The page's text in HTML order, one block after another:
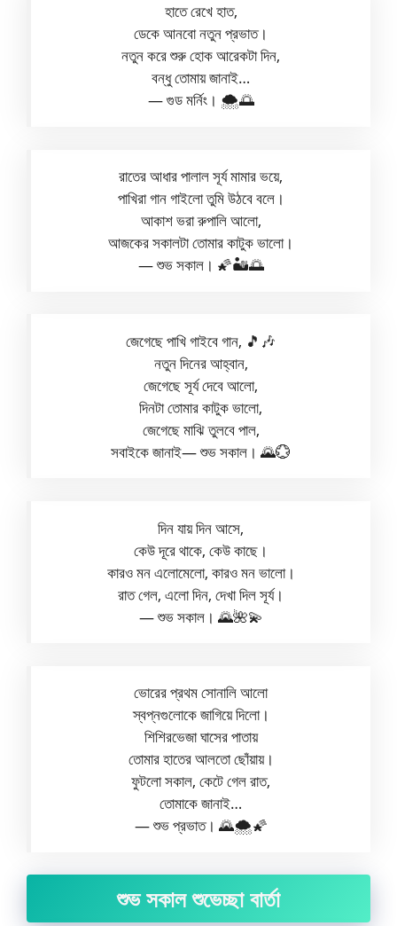
হাতে রেখে হাত,
ডেকে আনবো নতুন প্রভাত।
নতুন করে শুরু হোক আরেকটা দিন,
বন্ধু তোমায় জানাই…
— গুড মর্নিং। 🌨️🌅
রাতের আধার পালাল সূর্য মামার ভয়ে,
পাখিরা গান গাইলো তুমি উঠবে বলে।
আকাশ ভরা রুপালি আলো,
আজকের সকালটা তোমার কাটুক ভালো।
— শুভ সকাল। 🌠🏜️🌅
জেগেছে পাখি গাইবে গান, 🎵🎶
নতুন দিনের আহ্বান,
জেগেছে সূর্য দেবে আলো,
দিনটা তোমার কাটুক ভালো,
জেগেছে মাঝি তুলবে পাল,
সবাইকে জানাই— শুভ সকাল। 🌄💮
দিন যায় দিন আসে,
কেউ দূরে থাকে, কেউ কাছে।
কারও মন এলোমেলো, কারও মন ভালো।
রাত গেল, এলো দিন, দেখা দিল সূর্য।
— শুভ সকাল। 🌄🌺💫
ভোরের প্রথম সোনালি আলো
স্বপ্নগুলোকে জাগিয়ে দিলো।
শিশিরভেজা ঘাসের পাতায়
তোমার হাতের আলতো ছোঁয়ায়।
ফুটলো সকাল, কেটে গেল রাত,
তোমাকে জানাই…
— শুভ প্রভাত। 🌄🌨️🌠
শুভ সকাল শুভেচ্ছা বার্তা